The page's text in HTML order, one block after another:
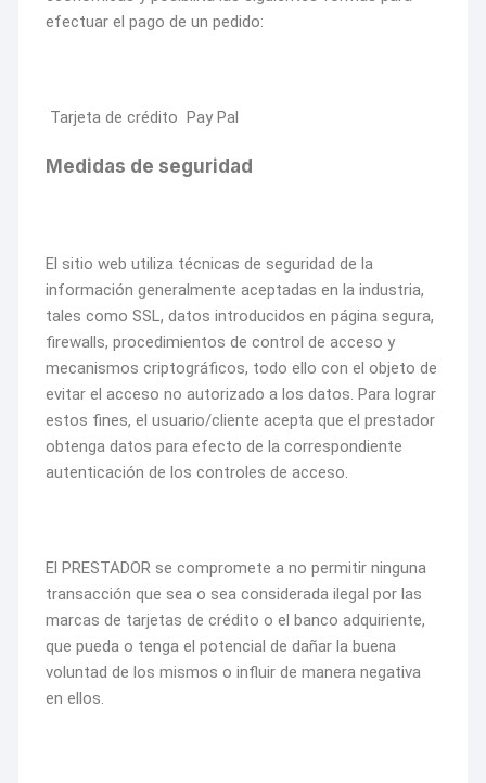
efectuar el pago de un pedido:
Tarjeta de crédito Pay Pal
Medidas de seguridad
El sitio web utiliza técnicas de seguridad de la
información generalmente aceptadas en la industria,
tales como SSL, datos introducidos en página segura,
firewalls, procedimientos de control de acceso y
mecanismos criptográficos, todo ello con el objeto de
evitar el acceso no autorizado a los datos. Para lograr
estos fines, el usuario/cliente acepta que el prestador
obtenga datos para efecto de la correspondiente
autenticación de los controles de acceso.
El PRESTADOR se compromete a no permitir ninguna
transacción que sea o sea considerada ilegal por las
marcas de tarjetas de crédito o el banco adquiriente,
que pueda o tenga el potencial de dañar la buena
voluntad de los mismos o influir de manera negativa
en ellos.